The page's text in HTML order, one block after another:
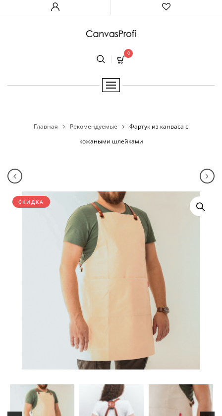
0
Главная Рекомендуемые
Фартук из канваса с
кожаными шлейками
Навигация по товарам
Худи оверсайз Kitsune/OniDemon
СКИДКА